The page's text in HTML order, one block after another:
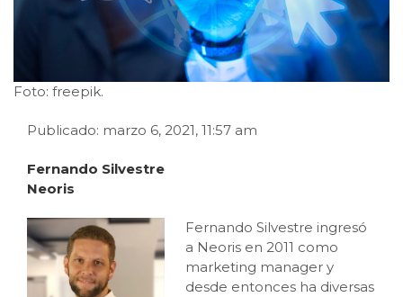
Foto: freepik.
Publicado: marzo 6, 2021, 11:57 am
Fernando Silvestre
Neoris
Fernando Silvestre ingresó
a Neoris en 2011 como
marketing manager y
desde entonces ha diversas